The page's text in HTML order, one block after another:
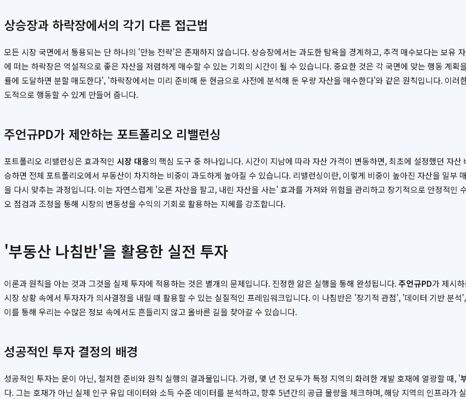
상승장과 하락장에서의 각기 다른 접근법
모든 시장 국면에서 통용되는 단 하나의 '만능 전략'은 존재하지 않습니다. 상승장에서는 과도한 탐욕을 경계하고, 추격 매수보다는 보유
에 떠는 하락장은 역설적으로 좋은 자산을 저렴하게 매수할 수 있는 기회의 시간이 될 수 있습니다. 중요한 것은 각 국면에 맞는 행동 계
률에 도달하면 분할 매도한다', '하락장에서는 미리 준비해 둔 현금으로 사전에 분석해 둔 우량 자산을 매수한다'와 같은 원칙입니다. 이
도적으로 행동할 수 있게 만들어 줍니다.
주언규PD가 제안하는 포트폴리오 리밸런싱
포트폴리오 리밸런싱은 효과적인 시장 대응의 핵심 도구 중 하나입니다. 시간이 지남에 따라 자산 가격이 변동하면, 최초에 설정했던 자
승하면 전체 포트폴리오에서 부동산이 차지하는 비중이 과도하게 높아질 수 있습니다. 리밸런싱이란, 이렇게 비중이 높아진 자산을 일부
을 다시 맞추는 과정입니다. 이는 자연스럽게 '오른 자산을 팔고, 내린 자산을 사는' 효과를 가져와 위험을 관리하고 장기적으로 안정적인
오 점검과 조정을 통해 시장의 변동성을 수익의 기회로 활용하는 지혜를 강조합니다.
'부동산 나침반'을 활용한 실전 투자
이론과 원칙을 아는 것과 그것을 실제 투자에 적용하는 것은 별개의 문제입니다. 진정한 앎은 실행을 통해 완성됩니다.주언규PD가 제시
시장 상황 속에서 투자자가 의사결정을 내릴 때 활용할 수 있는 실질적인 프레임워크입니다. 이 나침반은 '장기적 관점', '데이터 기반 분
이를 통해 우리는 수많은 정보 속에서도 흔들리지 않고 올바른 길을 찾아갈 수 있습니다.
성공적인 투자 결정의 배경
성공적인 투자는 운이 아닌, 철저한 준비와 원칙 실행의 결과물입니다. 가령, 몇 년 전 모두가 특정 지역의 화려한 개발 호재에 열광할 때, '
다. 그는 호재가 아닌 실제 인구 유입 데이터와 소득 수준 데이터를 분석하고, 향후 5년간의 공급 물량을 체크하며, 해당 지역의 인프라가